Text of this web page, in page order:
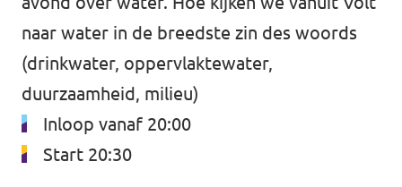
Werken bij Volt
Contact
Sprekersaanvraag
naar water in de breedste zin des woords
(drinkwater, oppervlaktewater,
duurzaamheid, milieu)
Inloop vanaf 20:00
Start 20:30